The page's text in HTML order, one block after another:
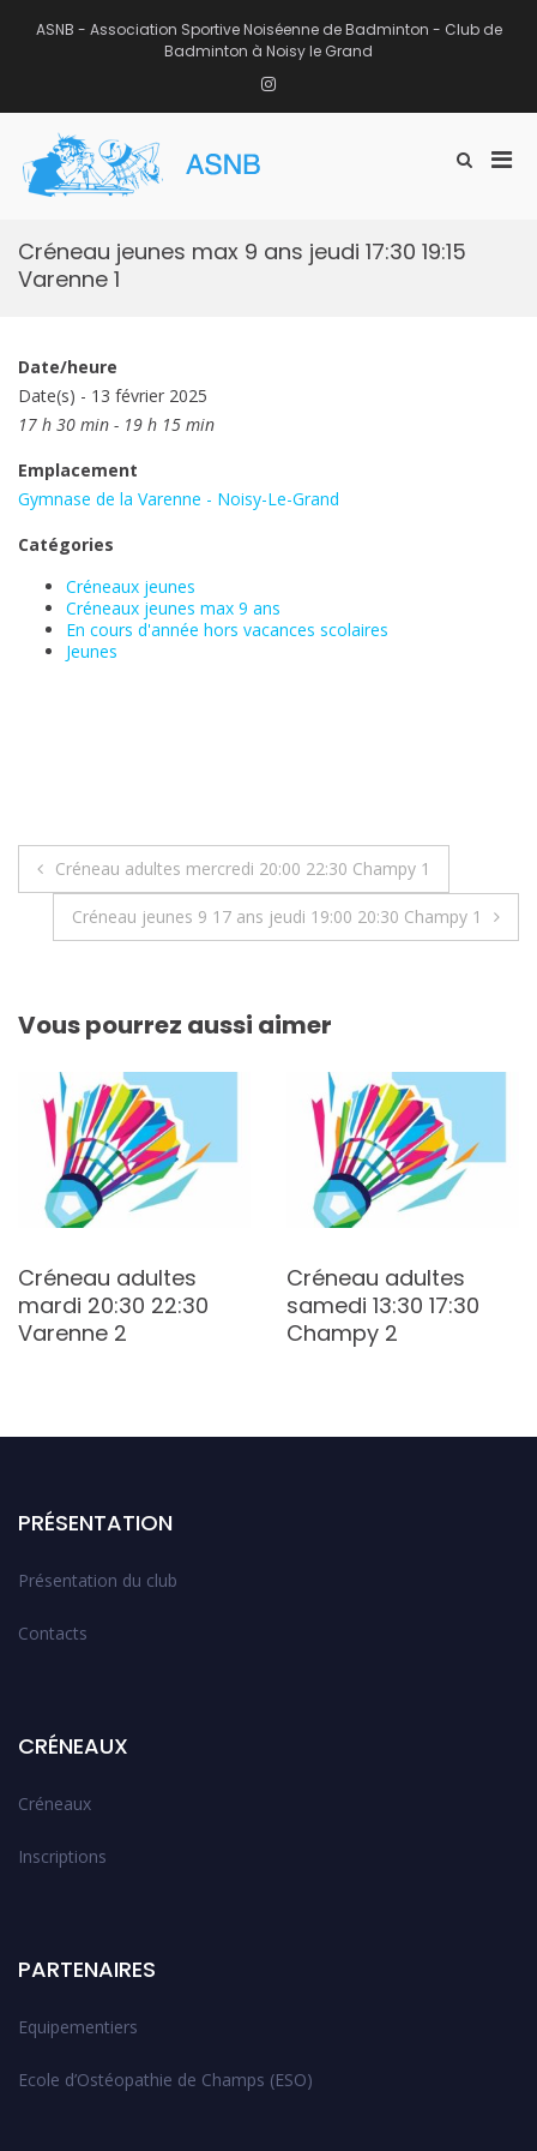
ASNB - Association Sportive Noiséenne de Badminton - Club de
Badminton à Noisy le Grand
Instagram
Afficher
recherche
Créneau jeunes max 9 ans jeudi 17:30 19:15
Varenne 1
Date/heure
Date(s) - 13 février 2025
17 h 30 min - 19 h 15 min
Emplacement
Gymnase de la Varenne - Noisy-Le-Grand
Catégories
Créneaux jeunes
Créneaux jeunes max 9 ans
En cours d'année hors vacances scolaires
Jeunes
Navigation
Créneau adultes mercredi 20:00 22:30 Champy 1
Créneau jeunes 9 17 ans jeudi 19:00 20:30 Champy 1
Vous pourrez aussi aimer
Créneau adultes
mardi 20:30 22:30
Varenne 2
Créneau adultes
samedi 13:30 17:30
Champy 2
PRÉSENTATION
Présentation du club
Contacts
CRÉNEAUX
Créneaux
Inscriptions
PARTENAIRES
Equipementiers
Ecole d’Ostéopathie de Champs (ESO)